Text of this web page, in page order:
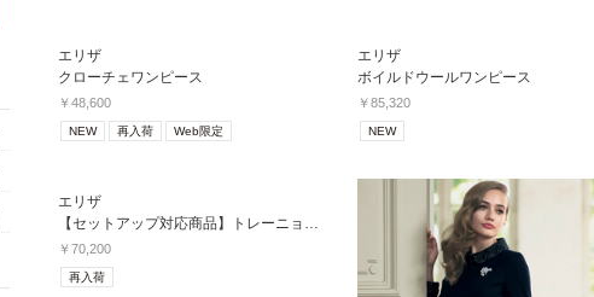
エリザ
クローチェワンピース
￥48,600
NEW 再入荷 Web限定
エリザ
ボイルドウールワンピース
￥85,320
NEW
エリザ
【セットアップ対応商品】トレーニョウステッドワンピース
￥70,200
再入荷